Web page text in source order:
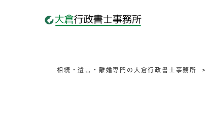
相続・遺言・離婚専門の大倉行政書士事務所